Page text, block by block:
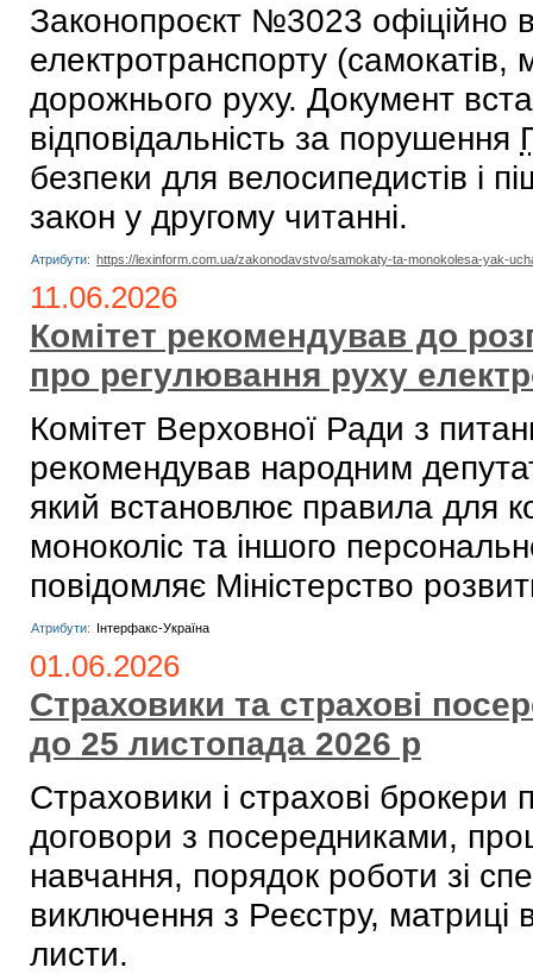
Законопроєкт №3023 офіційно
електротранспорту
дорожнього руху. Документ
відповідальність за порушення
безпеки для велосипедистів і
закон у другому читанні.
Атрибути: https://lexinform.com.ua/zakonodavstvo/samokaty-ta-monokolesa-yak-
11.06.2026
Комітет рекомендував до
про регулювання руху
Комітет Верховної Ради з
рекомендував народним
який встановлює правила для
моноколіс та іншого
повідомляє Міністерство
Атрибути: Інтерфакс-Україна
01.06.2026
Страховики та страхові
до 25 листопада 2026 р
Страховики і страхові брокери
договори з посередниками,
навчання, порядок роботи зі
виключення з Реєстру, матриці
листи.